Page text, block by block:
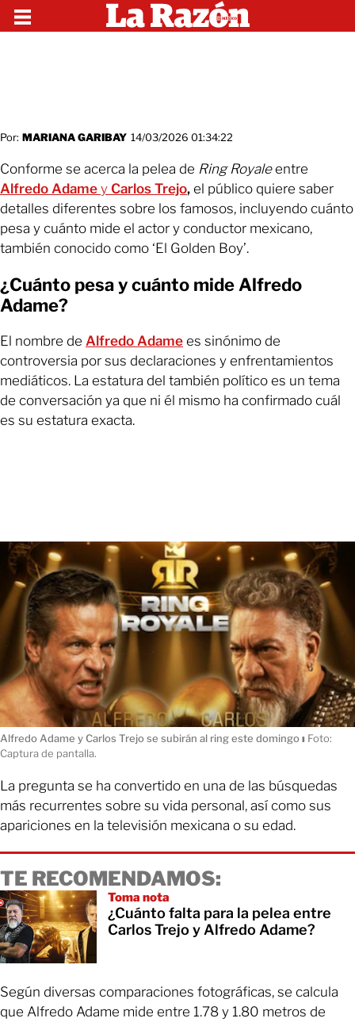
Por: MARIANA GARIBAY 14/03/2026 01:34:22
Conforme se acerca la pelea de Ring Royaleentre
Alfredo Adame y Carlos Trejo, el público quiere saber
detalles diferentes sobre los famosos, incluyendo cuánto
pesa y cuánto mide el actor y conductor mexicano,
también conocido como ‘El Golden Boy’.
¿Cuánto pesa y cuánto mide Alfredo
Adame?
El nombre de Alfredo Adame es sinónimo de
controversia por sus declaraciones y enfrentamientos
mediáticos. La estatura del también político es un tema
de conversación ya que ni él mismo ha confirmado cuál
es su estatura exacta.
Alfredo Adame y Carlos Trejo se subirán al ring este domingoı Foto:
Captura de pantalla.
La pregunta se ha convertido en una de las búsquedas
más recurrentes sobre su vida personal, así como sus
apariciones en la televisión mexicana o su edad.
TE RECOMENDAMOS:
Toma nota
¿Cuánto falta para la pelea entre
Carlos Trejo y Alfredo Adame?
Según diversas comparaciones fotográficas, se calcula
que Alfredo Adame mide entre 1.78 y 1.80 metros de